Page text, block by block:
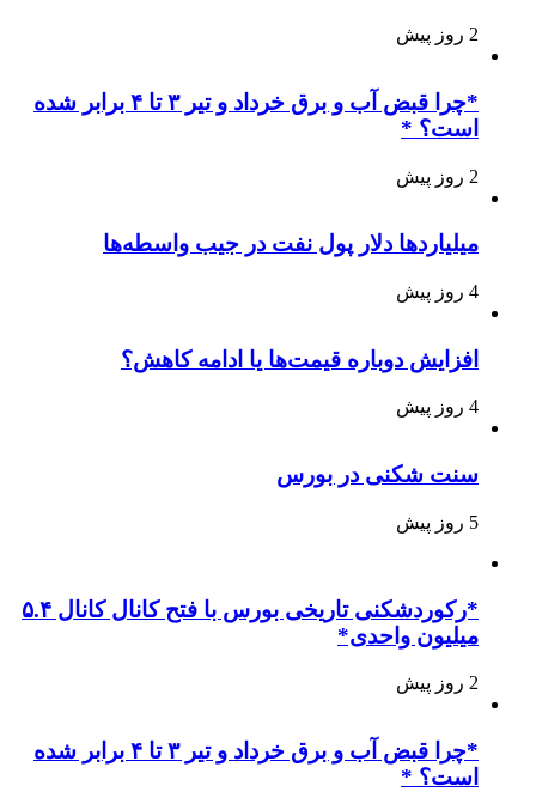
2 روز پیش
*چرا قبض آب و برق خرداد و تیر ۳ تا ۴ برابر شده
است؟ *
2 روز پیش
میلیاردها دلار پول نفت در جیب واسطه‌ها
4 روز پیش
افزایش دوباره قیمت‌ها یا ادامه کاهش؟
4 روز پیش
سنت شکنی در بورس
5 روز پیش
*رکوردشکنی تاریخی بورس با فتح کانال کانال ۵.۴
میلیون واحدی*
2 روز پیش
*چرا قبض آب و برق خرداد و تیر ۳ تا ۴ برابر شده
است؟ *